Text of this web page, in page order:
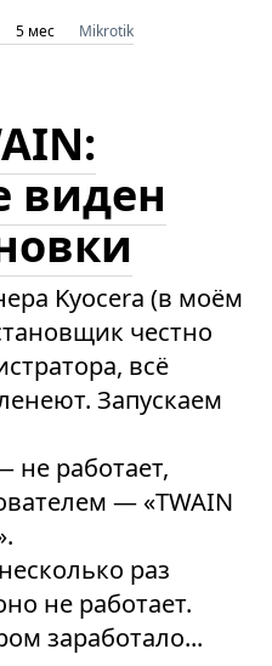
5 мес Mikrotik
виден
Kyocera (в моём
честно
всё
Запускаем
не работает,
— «TWAIN
раз
не работает.
заработало...